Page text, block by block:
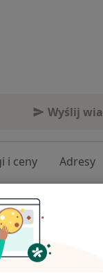
Wyślij
i ceny Adresy